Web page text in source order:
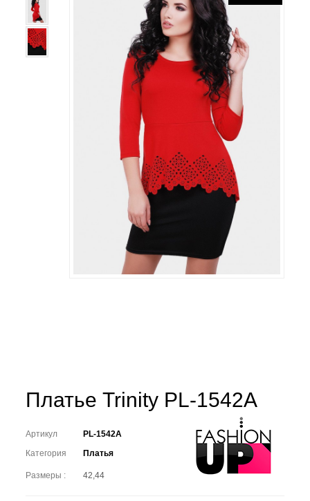
Платье Trinity PL-1542A
Артикул
PL-1542A
Категория
Платья
Размеры : 42,44